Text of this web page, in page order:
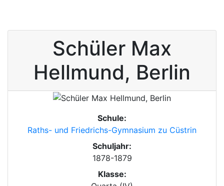
Schüler Max
Hellmund, Berlin
Schule:
Raths- und Friedrichs-Gymnasium zu Cüstrin
Schuljahr:
1878-1879
Klasse: